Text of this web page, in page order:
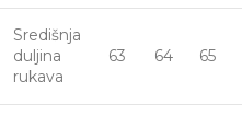
Središnja
duljina
rukava
63 64 65